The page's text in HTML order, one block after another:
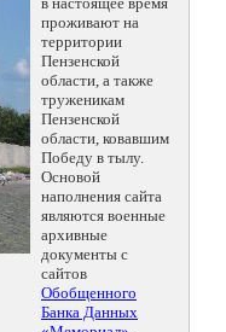
проживают на
территории
Пензенской
области, а также
труженикам
Пензенской
области, ковавшим
Победу в тылу.
Основой
наполнения сайта
являются военные
архивные
документы с
сайтов
Обобщенного
Банка Данных